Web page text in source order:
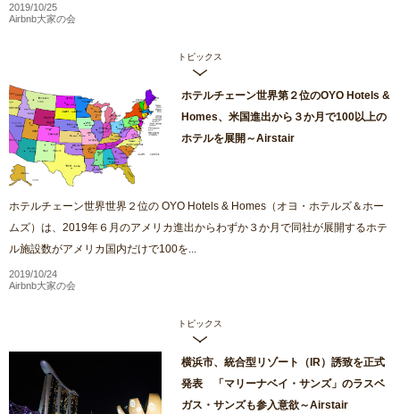
2019/10/25
Airbnb大家の会
トピックス
ホテルチェーン世界第２位のOYO Hotels &
Homes、米国進出から３か月で100以上の
ホテルを展開～Airstair
ホテルチェーン世界世界２位の OYO Hotels & Homes（オヨ・ホテルズ＆ホー
ムズ）は、2019年６月のアメリカ進出からわずか３か月で同社が展開するホテ
ル施設数がアメリカ国内だけで100を...
2019/10/24
Airbnb大家の会
トピックス
横浜市、統合型リゾート（IR）誘致を正式
発表 「マリーナベイ・サンズ」のラスベ
ガス・サンズも参入意欲～Airstair